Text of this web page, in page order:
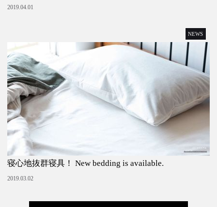
2019.04.01
NEWS
寝心地抜群寝具！ New bedding is available.
2019.03.02